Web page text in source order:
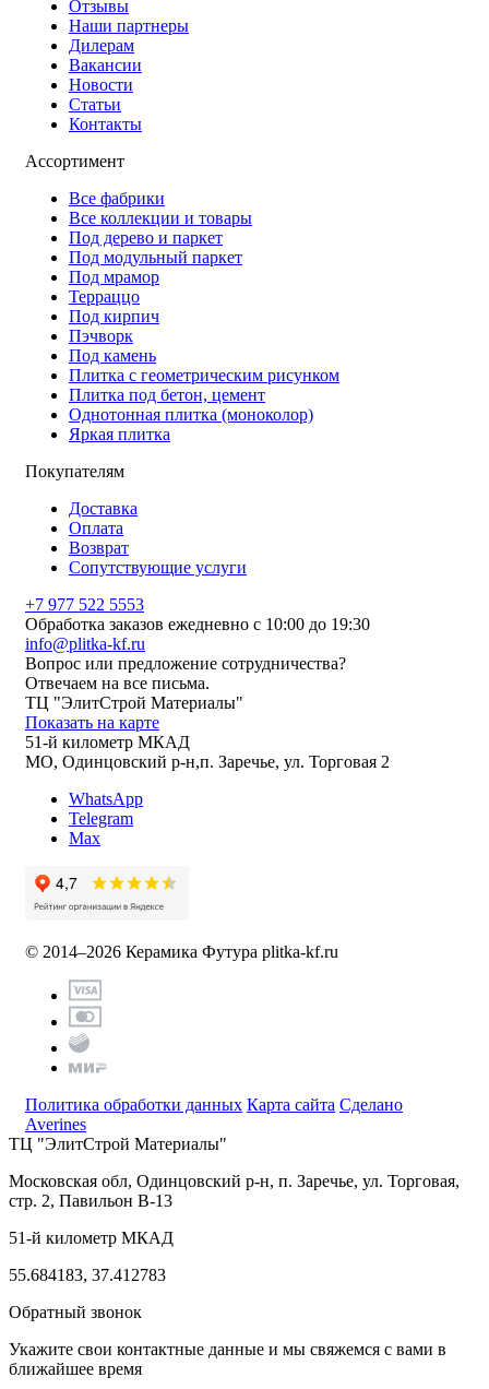
Отзывы
Наши партнеры
Дилерам
Вакансии
Новости
Статьи
Контакты
Ассортимент
Все фабрики
Все коллекции и товары
Под дерево и паркет
Под модульный паркет
Под мрамор
Терраццо
Под кирпич
Пэчворк
Под камень
Плитка с геометрическим рисунком
Плитка под бетон, цемент
Однотонная плитка (моноколор)
Яркая плитка
Покупателям
Доставка
Оплата
Возврат
Сопутствующие услуги
+7 977 522 5553
Обработка заказов ежедневно с 10:00 до 19:30
info@plitka-kf.ru
Вопрос или предложение сотрудничества?
Отвечаем на все письма.
ТЦ "ЭлитСтрой Материалы"
Показать на карте
51-й километр МКАД
МО, Одинцовский р-н,п. Заречье, ул. Торговая 2
WhatsApp
Telegram
Max
© 2014–2026 Керамика Футура plitka-kf.ru
Политика обработки данных Карта сайта Сделано
Averines
ТЦ "ЭлитСтрой Материалы"
Московская обл, Одинцовский р-н, п. Заречье, ул. Торговая,
стр. 2, Павильон В-13
51-й километр МКАД
55.684183, 37.412783
Обратный звонок
Укажите свои контактные данные и мы свяжемся с вами в
ближайшее время